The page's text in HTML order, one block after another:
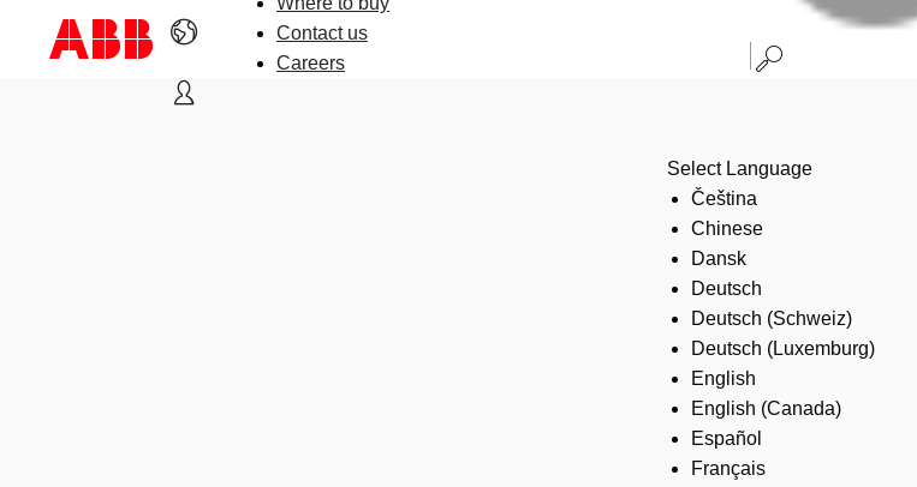
Contact us
Careers
Select Language
Čeština
Chinese
Dansk
Deutsch
Deutsch (Schweiz)
Deutsch (Luxemburg)
English
English (Canada)
Español
Français